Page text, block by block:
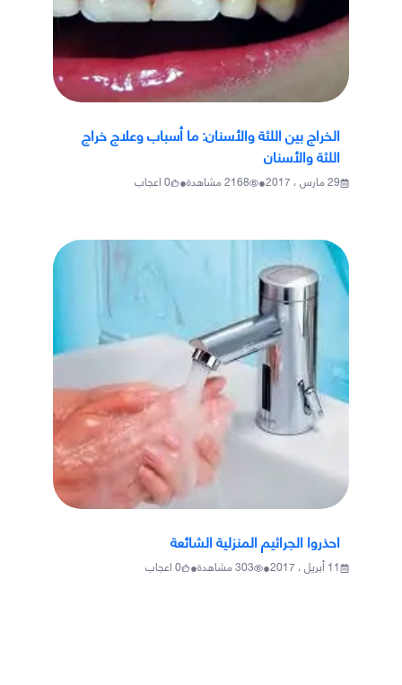
الخراج بين اللثة والأسنان: ما أسباب وعلاج خراج
اللثة والأسنان
29 مارس ، 2017 •
2168مشاهدة•
0اعجاب
احذروا الجراثيم المنزلية الشائعة
11 أبريل ، 2017 •
303مشاهدة•
0اعجاب